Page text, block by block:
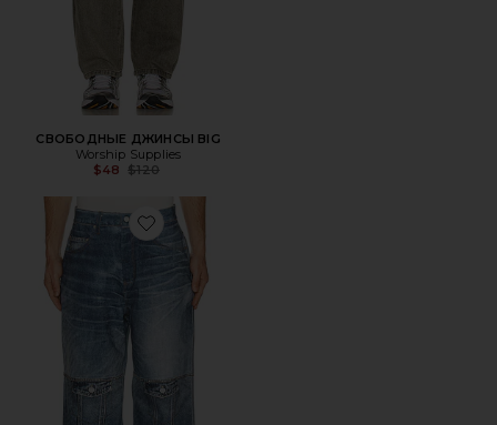
СВОБОДНЫЕ ДЖИНСЫ BIG
Worship Supplies
$48 Previous price:
$120
Favorite ДЖИНСОВЫЕ БРЮКИ CUSTOM LIKE